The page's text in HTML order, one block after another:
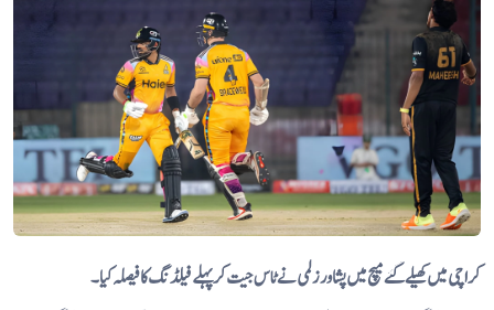
کراچی میں کھیلےگئے میچ میں پشاور زلمی نے ٹاس جیت کر پہلے فیلڈنگ کا فیصلہ کیا۔